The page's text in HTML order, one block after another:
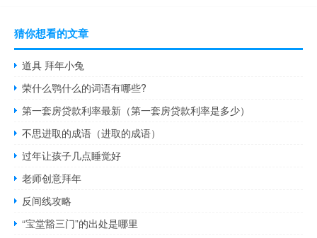
猜你想看的文章
道具 拜年小兔
荣什么鹗什么的词语有哪些?
第一套房贷款利率最新（第一套房贷款利率是多少）
不思进取的成语（进取的成语）
过年让孩子几点睡觉好
老师创意拜年
反间线攻略
“宝堂豁三门”的出处是哪里